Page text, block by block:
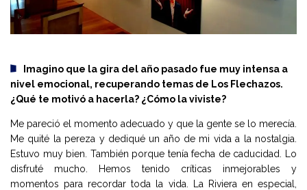
Imagino que la gira del año pasado fue muy intensa a
nivel emocional, recuperando temas de Los Flechazos.
¿Qué te motivó a hacerla? ¿Cómo la viviste?
Me pareció el momento adecuado y que la gente se lo merecía.
Me quité la pereza y dediqué un año de mi vida a la nostalgia.
Estuvo muy bien. También porque tenía fecha de caducidad. Lo
disfruté mucho. Hemos tenido críticas inmejorables y
momentos para recordar toda la vida. La Riviera en especial,